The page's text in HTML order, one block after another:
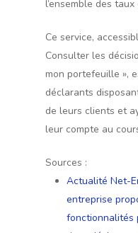
l’ensemble des
Ce service,
Consulter les
mon portefeuille »,
déclarants
de leurs clients et
leur compte au
Sources :
Actualité Net-
entreprise
fonctionnalités